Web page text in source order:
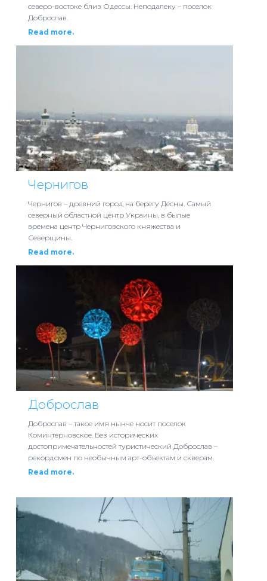
северо-востоке близ Одессы. Неподалеку – поселок
Доброслав.
Read more.
Чернигов
Чернигов – древний город на берегу Десны. Самый
северный областной центр Украины, в былые
времена центр Черниговского княжества и
Северщины.
Read more.
Доброслав
Доброслав – такое имя нынче носит поселок
Коминтерновское. Без исторических
достопримечательностей туристический Доброслав –
рекордсмен по необычным арт-объектам и скверам.
Read more.